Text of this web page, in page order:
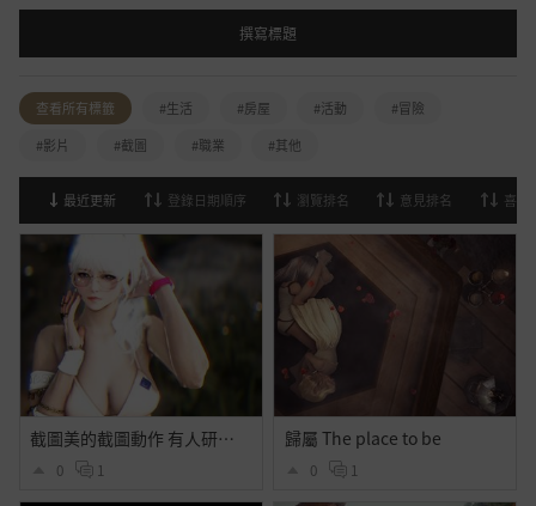
撰寫標題
查看所有標籤 #生活 #房屋 #活動
#冒險
#影片
#截圖 #職業 #其他
最近更新 登錄日期順序 瀏覽排名 意見排名 喜歡
截圖美的截圖動作 有人研究出來的
0 1
歸屬 The place to be
0 1